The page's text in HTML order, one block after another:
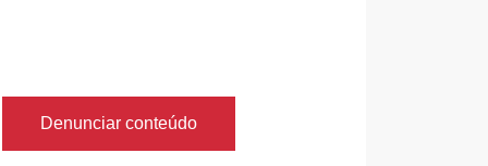
Denunciar conteúdo